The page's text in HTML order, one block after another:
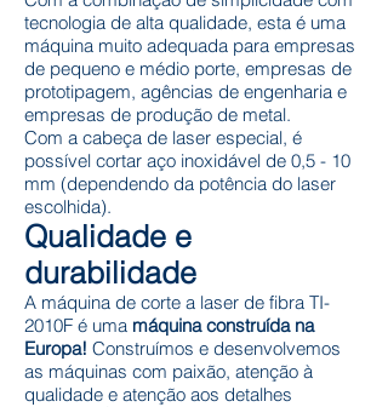
tecnologia de alta qualidade, esta é uma
máquina muito adequada para empresas
de pequeno e médio porte, empresas de
prototipagem, agências de engenharia e
empresas de produção de metal.
Com a cabeça de laser especial, é
possível cortar aço inoxidável de 0,5 - 10
mm (dependendo da potência do laser
escolhida).
Qualidade e
durabilidade
A máquina de corte a laser de fibra TI-
2010F é uma máquina construída na
Europa! Construímos e desenvolvemos
as máquinas com paixão, atenção à
qualidade e atenção aos detalhes